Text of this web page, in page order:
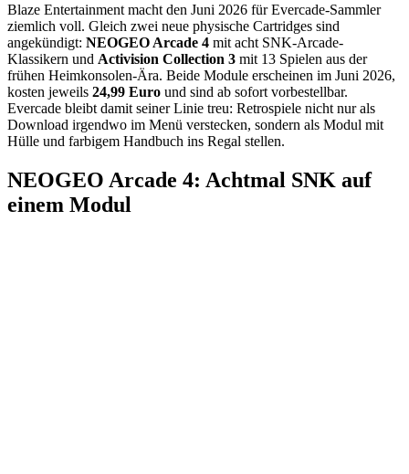
Blaze Entertainment macht den Juni 2026 für Evercade-Sammler
ziemlich voll. Gleich zwei neue physische Cartridges sind
angekündigt: NEOGEO Arcade 4 mit acht SNK-Arcade-
Klassikern und Activision Collection 3 mit 13 Spielen aus der
frühen Heimkonsolen-Ära. Beide Module erscheinen im Juni 2026,
kosten jeweils 24,99 Euro und sind ab sofort vorbestellbar.
Evercade bleibt damit seiner Linie treu: Retrospiele nicht nur als
Download irgendwo im Menü verstecken, sondern als Modul mit
Hülle und farbigem Handbuch ins Regal stellen.
NEOGEO Arcade 4: Achtmal SNK auf
einem Modul